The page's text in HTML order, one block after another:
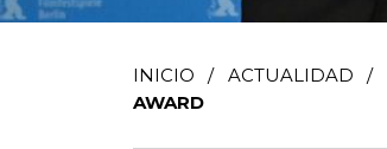
INICIO / ACTUALIDAD /
AWARD